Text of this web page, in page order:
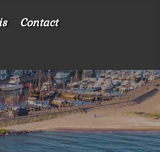
Contact